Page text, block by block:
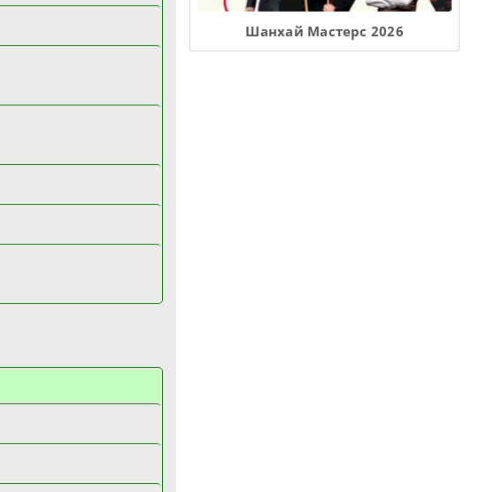
Шанхай Мастерс 2026